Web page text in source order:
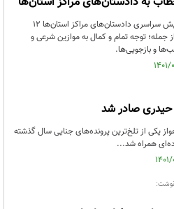
رئیس قوه قضائیه در بیست‌ویکمین همایش سراسری دادستان‌های مراکز استان‌ها ۱۲
جمله؛ توجه تمام و کمال به موازین شرعی و
و بازجویی‌ها.
صادر شد
اهواز یکی از تلخ‌ترین پرونده‌های جنایی سال گذشته
همراه شد...